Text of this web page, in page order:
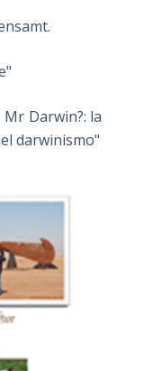
Darwin?: la
darwinismo"